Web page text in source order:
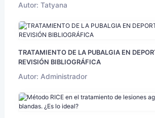
Autor: Tatyana
TRATAMIENTO DE LA PUBALGIA EN
REVISIÓN BIBLIOGRÁFICA
Autor: Administrador